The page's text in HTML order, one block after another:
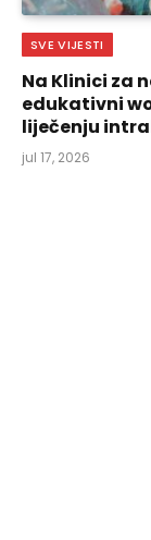
SVE VIJESTI
Na Klinici za
edukativni
liječenju
jul 17, 2026